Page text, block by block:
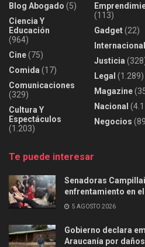
Blog Abogado (5)
Ciencia Y
Educación
(964)
Cine(75)
Comida (17)
Comunicaciones
(329)
Cultura Y
Espectáculos
(1.203)
(113)
Gadget(22)
Internacional
Justicia
Legal (1.289)
Magazine
Nacional
Negocios
Te puede interesar
Senadoras
enfrentamiento en
5 AGOSTO 2026
Gobierno declara
Araucanía por